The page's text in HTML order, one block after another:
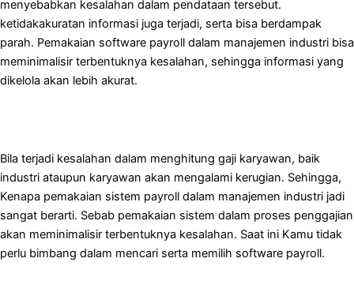
menyebabkan kesalahan dalam pendataan tersebut.
ketidakakuratan informasi juga terjadi, serta bisa berdampak
parah. Pemakaian software payroll dalam manajemen industri bisa
meminimalisir terbentuknya kesalahan, sehingga informasi yang
dikelola akan lebih akurat.
Bila terjadi kesalahan dalam menghitung gaji karyawan, baik
industri ataupun karyawan akan mengalami kerugian. Sehingga,
Kenapa pemakaian sistem payroll dalam manajemen industri jadi
sangat berarti. Sebab pemakaian sistem dalam proses penggajian
akan meminimalisir terbentuknya kesalahan. Saat ini Kamu tidak
perlu bimbang dalam mencari serta memilih software payroll.